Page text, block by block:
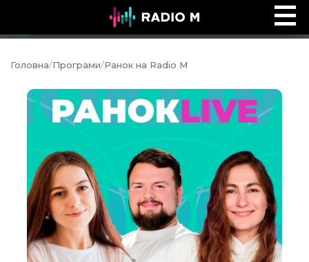
Вечір Середи
Головна/Програми/Ранок на Radio M